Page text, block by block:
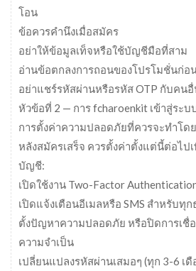
โอน
ข้อควรคำนึงเมื่อสมัคร
อย่าให้ข้อมูลเท็จหรือใช้บัญชีมือที่สาม
อ่านข้อตกลงการถอนของโปรโมชั่นก่อ
อย่าแชร์รหัสผ่านหรือรหัส OTP กับคน
หัวข้อที่ 2 — การ fcharoenkit เข้าสู่ระ
การตั้งค่าความปลอดภัยที่ควรจะทำโด
หลังสมัครเสร็จ ควรตั้งค่าตั้งแต่นี้ต่อไป
บัญชี:
เปิดใช้งาน Two-Factor
เปิดแจ้งเตือนอีเมลหรือ SMS สำหรับทุก
ตั้งปัญหาความปลอดภัย หรือปิดการเชื่
ความจำเป็น
เปลี่ยนแปลงรหัสผ่านเสมอๆ (ทุก 3-6 เดื